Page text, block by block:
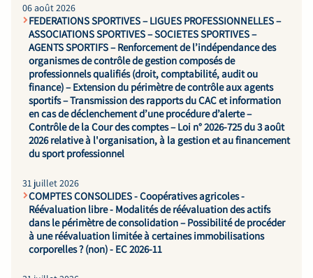
06 août 2026
FEDERATIONS SPORTIVES – LIGUES PROFESSIONNELLES –
ASSOCIATIONS SPORTIVES – SOCIETES SPORTIVES –
AGENTS SPORTIFS – Renforcement de l’indépendance des
organismes de contrôle de gestion composés de
professionnels qualifiés (droit, comptabilité, audit ou
finance) – Extension du périmètre de contrôle aux agents
sportifs – Transmission des rapports du CAC et information
en cas de déclenchement d’une procédure d’alerte –
Contrôle de la Cour des comptes – Loi n° 2026-725 du 3 août
2026 relative à l'organisation, à la gestion et au financement
du sport professionnel
31 juillet 2026
COMPTES CONSOLIDES - Coopératives agricoles -
Réévaluation libre - Modalités de réévaluation des actifs
dans le périmètre de consolidation – Possibilité de procéder
à une réévaluation limitée à certaines immobilisations
corporelles ? (non) - EC 2026-11